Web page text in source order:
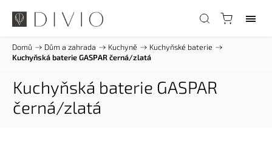
Domů / Dům a zahrada / Kuchyně / Kuchyňské baterie /
Kuchyňská baterie GASPAR černá/zlatá
Kuchyňská baterie GASPAR
černá/zlatá